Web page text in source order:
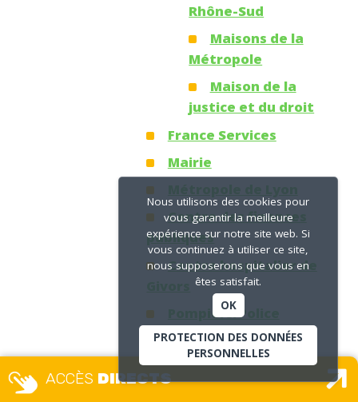
Rhône-Sud
Maisons de la
Métropole
Maison de la
justice et du droit
France Services
Mairie
Centre des finances
publiques
Centre hospitalier de
Pompiers/Police
La Poste
Cité Avenir
ACCÈS DIRECTS
Nous utilisons des cookies pour
vous garantir la meilleure
expérience sur notre site web. Si
vous continuez à utiliser ce site,
nous supposerons que vous en
êtes satisfait.
OK
PROTECTION DES DONNÉES
PERSONNELLES